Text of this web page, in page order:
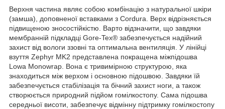
Верхня частина являє собою комбінацію з натуральної шкіри
(замша), доповненої вставками з Cordura. Верх відрізняється
підвищеною зносостійкістю. Варто відзначити, що завдяки
мембранній підкладці Gore-Tex® забезпечується надійний
захист від вологи ззовні та оптимальна вентиляція. У лінійці
взуття Zephyr MK2 представлена покращена міжпідошва
Lowa Monowrap. Вона є тривимірною структурою, яка
знаходиться між верхом і основною підошвою. Завдяки їй
забезпечується стабілізація та бічний захист ноги, а також
створюється природний підйом гомілкостопу. Сама підошва
середньої висоти, забезпечує відмінну підтримку гомілкостопу